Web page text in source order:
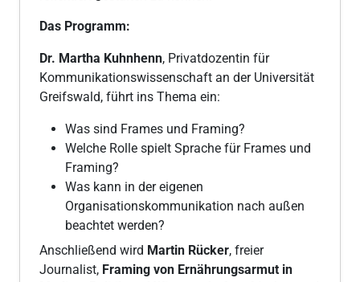
Das Programm:
Dr. Martha Kuhnhenn, Privatdozentin für
Kommunikationswissenschaft an der Universität
Greifswald, führt ins Thema ein:
Was sind Frames und Framing?
Welche Rolle spielt Sprache für Frames und
Framing?
Was kann in der eigenen
Organisationskommunikation nach außen
beachtet werden?
Anschließend wird Martin Rücker, freier
Journalist, Framing von Ernährungsarmut in